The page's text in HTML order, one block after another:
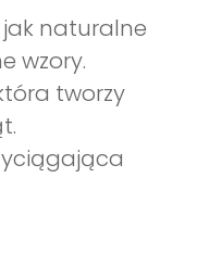
naturalne
wzory.
tworzy